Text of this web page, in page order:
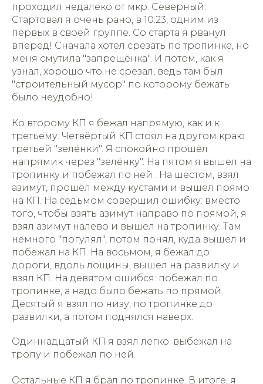
проходил недалеко от мкр. Северный.
Стартовал я очень рано, в 10:23, одним из
первых в своей группе. Со старта я рванул
вперёд! Сначала хотел срезать по тропинке, но
меня смутила "запрещёнка". И потом, как я
узнал, хорошо что не срезал, ведь там был
"строительный мусор" по которому бежать
было неудобно!
Ко второму КП я бежал напрямую, как и к
третьему. Четвёртый КП стоял на другом краю
третьей "зелёнки". Я спокойно прошёл
напрямик через "зелёнку". На пятом я вышел на
тропинку и побежал по ней . На шестом, взял
азимут, прошёл между кустами и вышел прямо
на КП. На седьмом совершил ошибку: вместо
того, чтобы взять азимут направо по прямой, я
взял азимут налево и вышел на тропинку. Там
немного "погулял", потом понял, куда вышел и
побежал на КП. На восьмом, я бежал до
дороги, вдоль лощины, вышел на развилку и
взял КП. На девятом ошибся: побежал по
тропинке, а надо было бежать по прямой.
Десятый я взял по низу, по тропинке до
развилки, а потом поднялся наверх.
Одиннадцатый КП я взял легко: выбежал на
тропу и побежал по ней.
Остальные КП я брал по тропинке. В итоге, я